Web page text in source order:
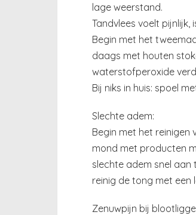
lage weerstand.
Tandvlees voelt
Begin met het
daags met houten
waterstofperoxide
Bij niks in huis: spoel
Slechte adem:
Begin met het
mond met producten
slechte adem snel aan
reinig de tong met een
Zenuwpijn bij